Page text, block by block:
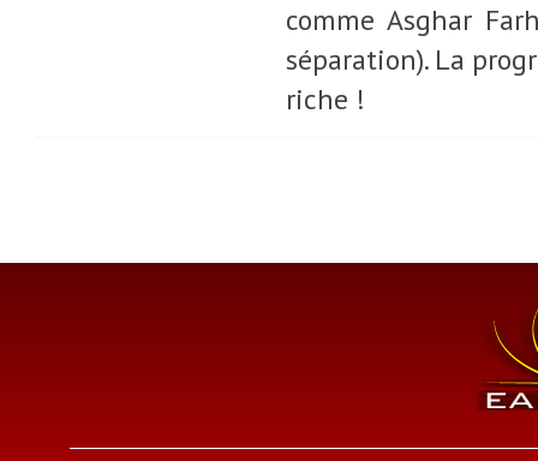
comme Asghar
séparation). La
riche !